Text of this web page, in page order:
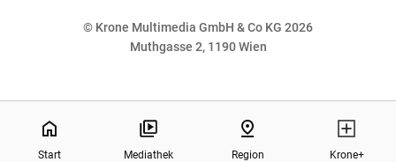
© Krone Multimedia GmbH & Co KG 2026
Muthgasse 2, 1190 Wien
home
Start Mediathek
pin_drop
Region Krone+
NaN%